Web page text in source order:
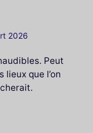
2026
Peut
que l’on